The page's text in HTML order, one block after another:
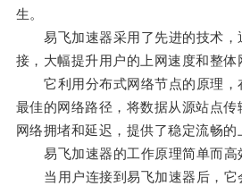
生。
易飞加速器采用了先进的技术，
接，大幅提升用户的上网速度和整体
它利用分布式网络节点的原理，
最佳的网络路径，将数据从源站点传
网络拥堵和延迟，提供了稳定流畅的
易飞加速器的工作原理简单而高
当用户连接到易飞加速器后，它